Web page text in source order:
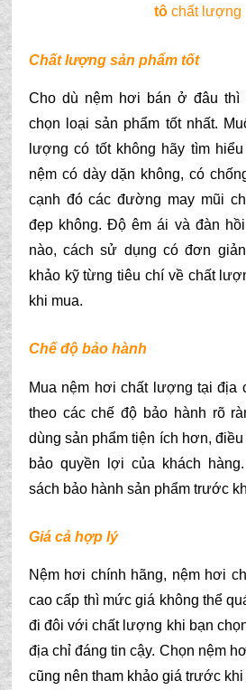
tôchất lượng
Chất lượng sản phẩm tốt
Cho dù nệm hơi bán ở đâu thì
chọn loại sản phẩm tốt nhất.
lượng có tốt không hãy tìm
nệm có dày dặn không, có
cạnh đó các đường may mũi
đẹp không. Độ êm ái và đàn
nào, cách sử dụng có đơn
khảo kỹ từng tiêu chí về chất
khi mua.
Chế độ bảo hành
Mua nệm hơi chất lượng tại địa
theo các chế độ bảo hành rõ
dùng sản phẩm tiện ích hơn,
bảo quyền lợi của khách
sách bảo hành sản phẩm trước
Giá cả hợp lý
Nệm hơi chính hãng, nệm hơi
cao cấp thì mức giá không thể
đi đôi với chất lượng khi bạn
địa chỉ đáng tin cậy. Chọn nệm
cũng nên tham khảo giá trước khi